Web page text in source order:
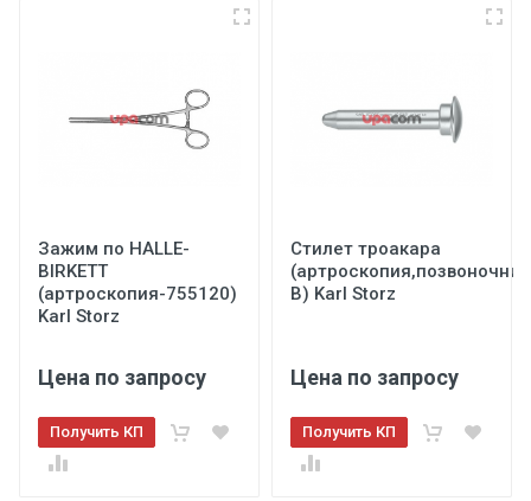
Зажим по HALLE-
BIRKETT
(артроскопия-755120)
Karl Storz
Цена по запросу
Получить КП
Стилет троакара
В) Karl Storz
Цена по запросу
Получить КП